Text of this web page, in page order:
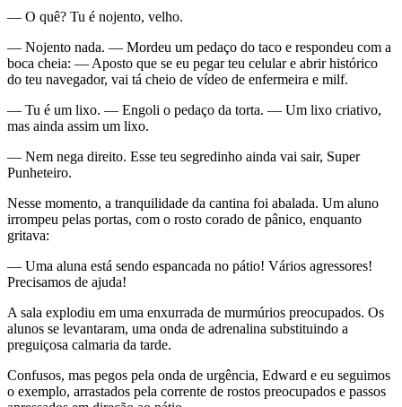
— O quê? Tu é nojento, velho.
— Nojento nada. — Mordeu um pedaço do taco e respondeu com a
boca cheia: — Aposto que se eu pegar teu celular e abrir histórico
do teu navegador, vai tá cheio de vídeo de enfermeira e milf.
— Tu é um lixo. — Engoli o pedaço da torta. — Um lixo criativo,
mas ainda assim um lixo.
— Nem nega direito. Esse teu segredinho ainda vai sair, Super
Punheteiro.
Nesse momento, a tranquilidade da cantina foi abalada. Um aluno
irrompeu pelas portas, com o rosto corado de pânico, enquanto
gritava:
— Uma aluna está sendo espancada no pátio! Vários agressores!
Precisamos de ajuda!
A sala explodiu em uma enxurrada de murmúrios preocupados. Os
alunos se levantaram, uma onda de adrenalina substituindo a
preguiçosa calmaria da tarde.
Confusos, mas pegos pela onda de urgência, Edward e eu seguimos
o exemplo, arrastados pela corrente de rostos preocupados e passos